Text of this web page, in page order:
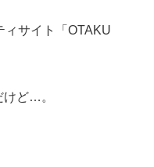
ィサイト「OTAKU
けど…。